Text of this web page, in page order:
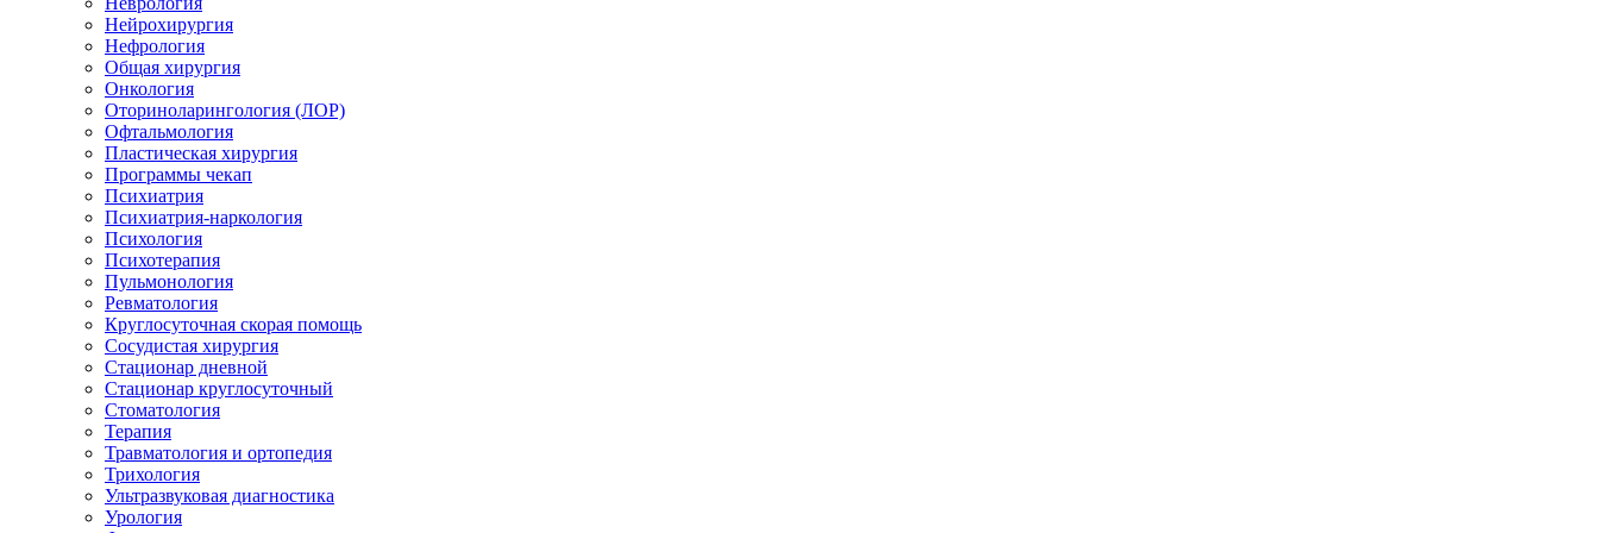
Нейрохирургия
Нефрология
Общая хирургия
Онкология
Оториноларингология (ЛОР)
Офтальмология
Пластическая хирургия
Программы чекап
Психиатрия
Психиатрия-наркология
Психология
Психотерапия
Пульмонология
Ревматология
Круглосуточная скорая помощь
Сосудистая хирургия
Стационар дневной
Стационар круглосуточный
Стоматология
Терапия
Травматология и ортопедия
Трихология
Ультразвуковая диагностика
Урология